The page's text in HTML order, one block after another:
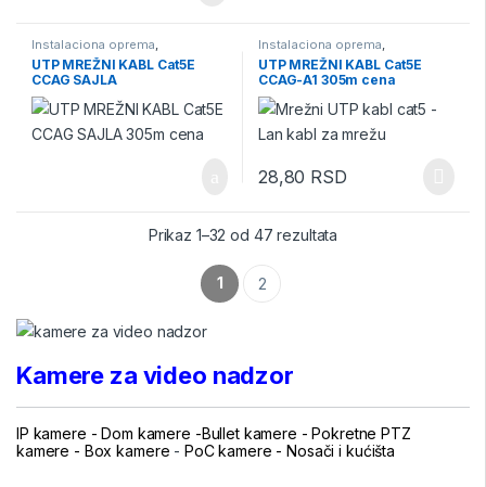
Instalaciona oprema,
instalaciona oprema za video
nadzor,Kablovi,Kablovi za video
nadzor
UTP MREŽNI KABL Cat5E
CCAG SAJLA
Instalaciona oprema,
instalaciona oprema za video
nadzor,Kablovi,Kablovi za video
nadzor,Video Nadzor
UTP MREŽNI KABL Cat5E
CCAG-A1 305m cena
28,80 RSD
Prikaz 1–32 od 47 rezultata
1 2
Kamere za video nadzor
IP kamere - Dom kamere -Bullet kamere - Pokretne PTZ
kamere - Box kamere - PoC kamere - Nosači i kućišta